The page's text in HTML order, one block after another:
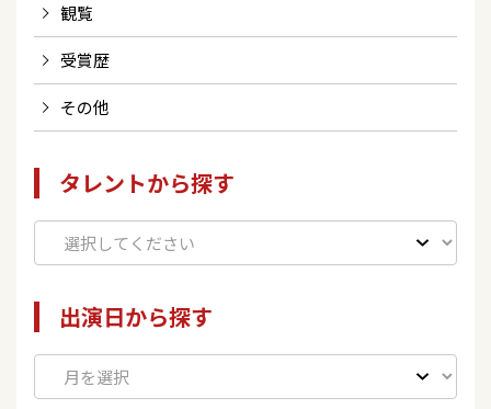
観覧
受賞歴
その他
タレントから探す
出演日から探す